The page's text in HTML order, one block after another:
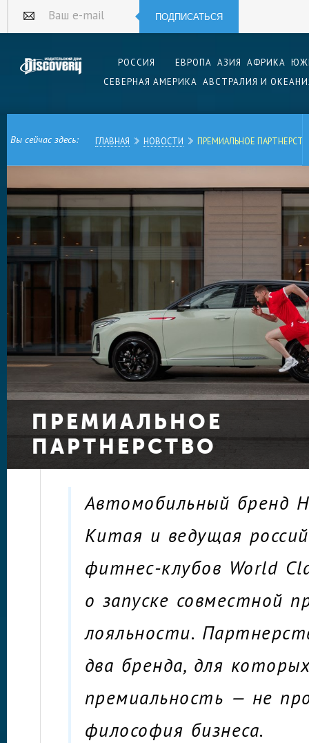
Ваш e-mail ПОДПИСАТЬСЯ
РОССИЯ ЕВРОПА АЗИЯ АФРИКА
СЕВЕРНАЯ АМЕРИКА АВСТРАЛИЯ И
Вы сейчас здесь: ГЛАВНАЯ НОВОСТИ ПРЕМИАЛЬНОЕ
ПРЕМИАЛЬНОЕ
ПАРТНЕРСТВО
Автомобильный бренд
Китая и ведущая
фитнес-клубов World
о запуске совместной
лояльности.
два бренда, для
премиальность — не
философия бизнеса.